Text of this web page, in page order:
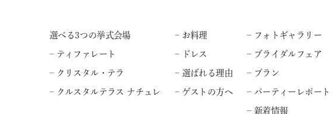
選べる3つの挙式会場
– ティファレート
– クリスタル・テラ
– クルスタルテラス ナチュレ
– お料理
– ドレス
– 選ばれる理由
– ゲストの方へ
– フォトギャラリー
– ブライダルフェア
– プラン
– パーティーレポート
– 新着情報